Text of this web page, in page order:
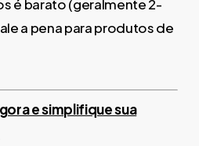
é barato (geralmente 2-
a pena para produtos de
e simplifique sua